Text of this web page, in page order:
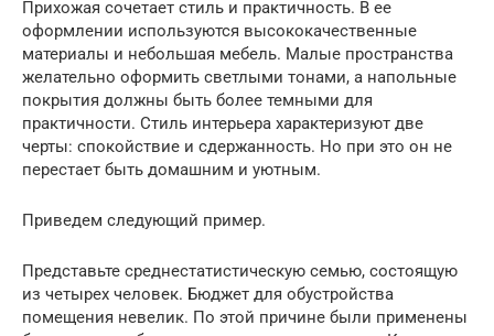
Прихожая сочетает стиль и практичность. В ее
оформлении используются высококачественные
материалы и небольшая мебель. Малые пространства
желательно оформить светлыми тонами, а напольные
покрытия должны быть более темными для
практичности. Стиль интерьера характеризуют две
черты: спокойствие и сдержанность. Но при это он не
перестает быть домашним и уютным.
Приведем следующий пример.
Представьте среднестатистическую семью, состоящую
из четырех человек. Бюджет для обустройства
помещения невелик. По этой причине были применены